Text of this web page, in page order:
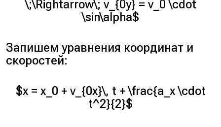
\;\Rightarrow\; v_{0y} = v_0 \cdot
\sin\alpha$
Запишем уравнения координат и
скоростей:
$x = x_0 + v_{0x}\, t + \frac{a_x \cdot
t^2}{2}$